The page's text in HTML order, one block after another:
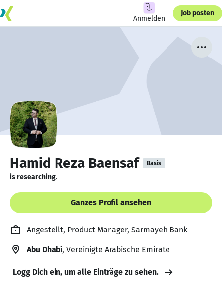
Anmelden
Job posten
Hamid Reza Baensaf Basis
is researching.
Ganzes Profil ansehen
Angestellt, Product Manager, Sarmayeh Bank
Abu Dhabi, Vereinigte Arabische Emirate
Logg Dich ein, um alle Einträge zu sehen.